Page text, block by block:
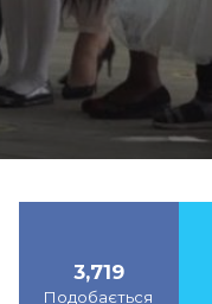
3,719
Подобається